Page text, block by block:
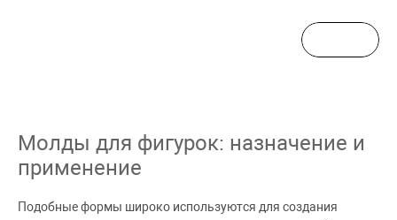
Молды для фигурок: назначение и
применение
Подобные формы широко используются для создания